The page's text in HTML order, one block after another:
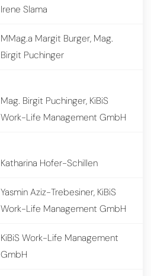
Irene Slama
MMag.a Margit Burger, Mag.
Birgit Puchinger
Mag. Birgit Puchinger, KiBiS
Work-Life Management GmbH
Katharina Hofer-Schillen
Yasmin Aziz-Trebesiner, KiBiS
Work-Life Management GmbH
KiBiS Work-Life Management
GmbH